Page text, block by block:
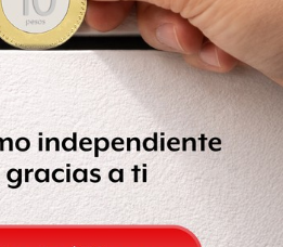
estadounidenses a portar
la Segunda Enmienda de la
Rights), sin embargo, recientes
la matanza deSandy Hook
2012, han avivado el debate
visita de Obama a México,
de derechos humanos